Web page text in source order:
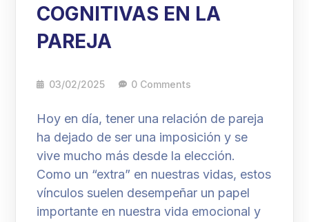
COGNITIVAS EN LA
PAREJA
03/02/2025 0 Comments
Hoy en día, tener una relación de pareja
ha dejado de ser una imposición y se
vive mucho más desde la elección.
Como un “extra” en nuestras vidas, estos
vínculos suelen desempeñar un papel
importante en nuestra vida emocional y